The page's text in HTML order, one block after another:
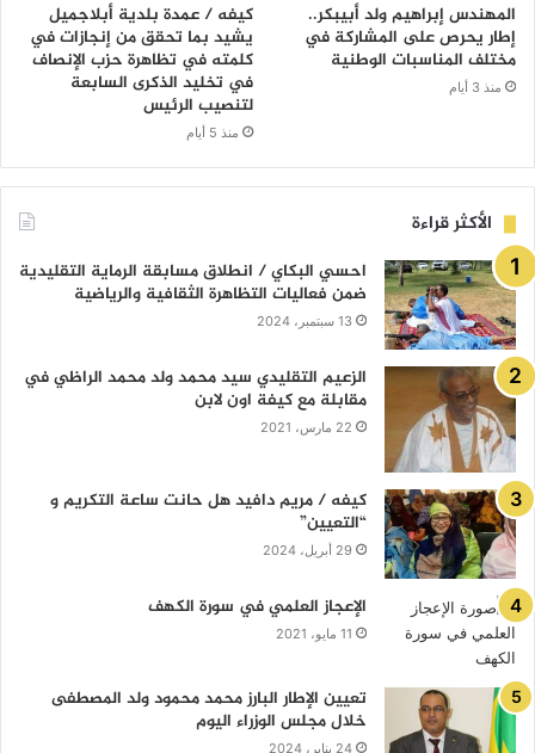
المهندس إبراهيم ولد أبيبكر..
إطار يحرص على المشاركة في
مختلف المناسبات الوطنية
منذ 3 أيام
كيفه / عمدة بلدية أبلاجميل
يشيد بما تحقق من إنجازات في
كلمته في تظاهرة حزب الإنصاف
في تخليد الذكرى السابعة
لتنصيب الرئيس
منذ 5 أيام
الأكثر قراءة
احسي البكاي / انطلاق مسابقة الرماية التقليدية
ضمن فعاليات التظاهرة الثقافية والرياضية
13 سبتمبر، 2024
الزعيم التقليدي سيد محمد ولد محمد الراظي في
مقابلة مع كيفة اون لابن
22 مارس، 2021
كيفه / مريم دافيد هل حانت ساعة التكريم و
“التعيين”
29 أبريل، 2024
الإعجاز العلمي في سورة الكهف
11 مايو، 2021
تعيين الإطار البارز محمد محمود ولد المصطفى
خلال مجلس الوزراء اليوم
24 يناير، 2024